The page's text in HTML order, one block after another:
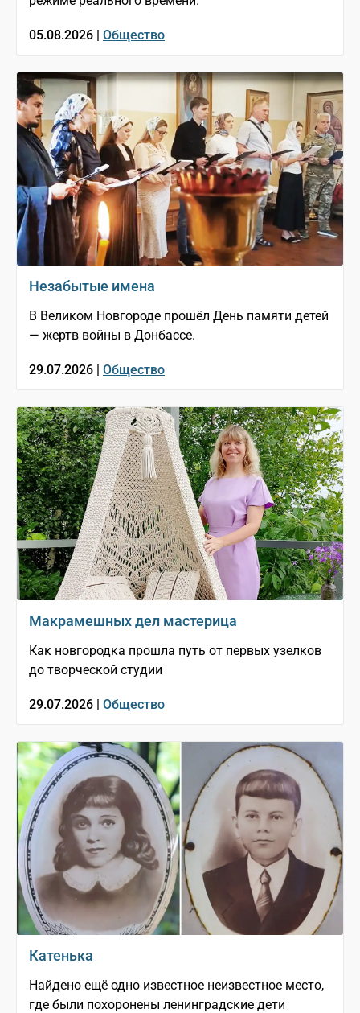
05.08.2026 | Общество
Незабытые имена
В Великом Новгороде прошёл День памяти детей
— жертв войны в Донбассе.
29.07.2026 | Общество
Макрамешных дел мастерица
Как новгородка прошла путь от первых узелков
до творческой студии
29.07.2026 | Общество
Катенька
Найдено ещё одно известное неизвестное место,
где были похоронены ленинградские дети